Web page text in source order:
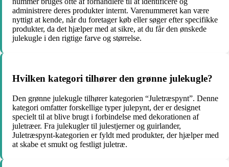
administrere deres produkter internt. Varenummeret kan være
nyttigt at kende, når du foretager køb eller søger efter specifikke
produkter, da det hjælper med at sikre, at du får den ønskede
julekugle i den rigtige farve og størrelse.
Hvilken kategori tilhører den grønne julekugle?
Den grønne julekugle tilhører kategorien “Juletræspynt”. Denne
kategori omfatter forskellige typer julepynt, der er designet
specielt til at blive brugt i forbindelse med dekorationen af
juletræer. Fra julekugler til julestjerner og guirlander,
Juletræspynt-kategorien er fyldt med produkter, der hjælper med
at skabe et smukt og festligt juletræ.